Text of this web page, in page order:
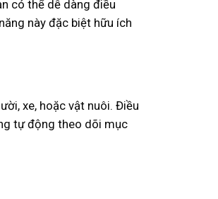
có thể dễ dàng điều
này đặc biệt hữu ích
xe, hoặc vật nuôi. Điều
tự động theo dõi mục